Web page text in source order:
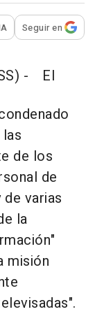
para
Seguir en
-
El
de los
de
varias
la
misión